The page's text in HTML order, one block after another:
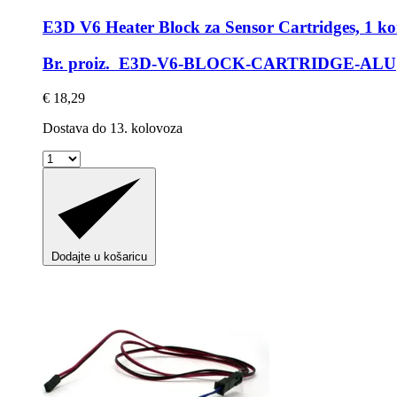
E3D V6 Heater Block za Sensor Cartridges, 1
Br. proiz. E3D-V6-BLOCK-CARTRIDGE-ALU
€ 18,29
Dostava do 13. kolovoza
Dodajte u košaricu